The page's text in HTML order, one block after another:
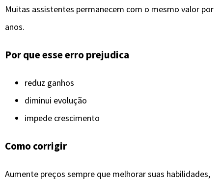
Muitas assistentes permanecem com o mesmo valor por
anos.
Por que esse erro prejudica
reduz ganhos
diminui evolução
impede crescimento
Como corrigir
Aumente preços sempre que melhorar suas habilidades,